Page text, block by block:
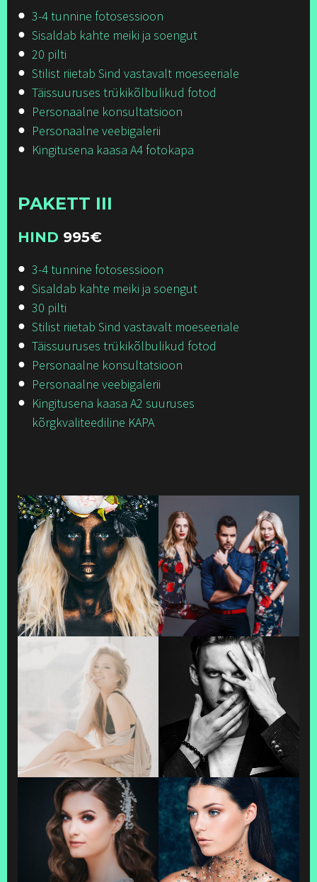
3-4 tunnine fotosessioon
Sisaldab kahte meiki ja soengut
20 pilti
Stilist riietab Sind vastavalt moeseeriale
Täissuuruses trükikõlbulikud fotod
Personaalne konsultatsioon
Personaalne veebigalerii
Kingitusena kaasa A4 fotokapa
PAKETT III
HIND 995€
3-4 tunnine fotosessioon
Sisaldab kahte meiki ja soengut
30 pilti
Stilist riietab Sind vastavalt moeseeriale
Täissuuruses trükikõlbulikud fotod
Personaalne konsultatsioon
Personaalne veebigalerii
Kingitusena kaasa A2 suuruses
kõrgkvaliteediline KAPA